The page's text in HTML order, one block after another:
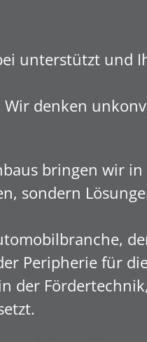
unterstützt und
denken
bringen wir
sondern
Peripherie für
der Fördertechnik,